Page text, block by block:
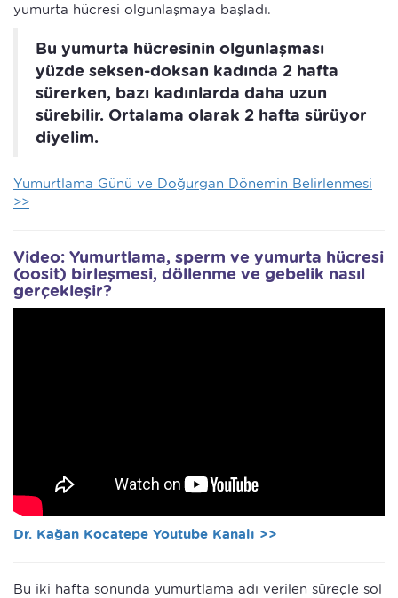
yumurta hücresi olgunlaşmaya başladı.
Bu yumurta hücresinin olgunlaşması
yüzde seksen-doksan kadında 2 hafta
sürerken, bazı kadınlarda daha uzun
sürebilir. Ortalama olarak 2 hafta sürüyor
diyelim.
Yumurtlama Günü ve Doğurgan Dönemin Belirlenmesi
>>
Video: Yumurtlama, sperm ve yumurta hücresi
(oosit) birleşmesi, döllenme ve gebelik nasıl
gerçekleşir?
Dr. Kağan Kocatepe Youtube Kanalı >>
Bu iki hafta sonunda yumurtlama adı verilen süreçle sol